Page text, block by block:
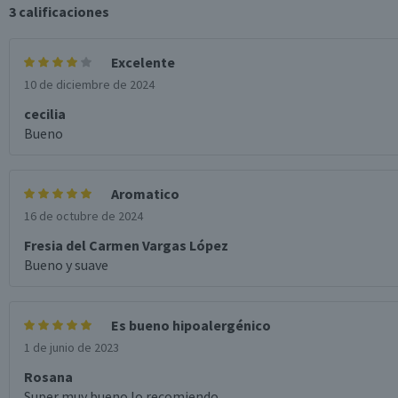
3 calificaciones
Excelente
10 de diciembre de 2024
cecilia
Bueno
Aromatico
16 de octubre de 2024
Fresia del Carmen Vargas López
Bueno y suave
Es bueno hipoalergénico
1 de junio de 2023
Rosana